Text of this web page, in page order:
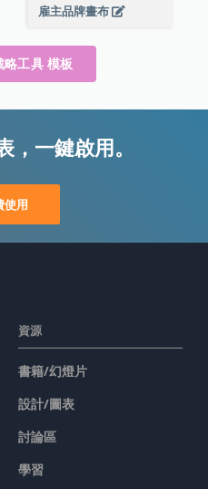
雇主品牌畫布
工具 模板
，一鍵啟用。
使用
資源
書籍/幻燈片
設計/圖表
討論區
學習